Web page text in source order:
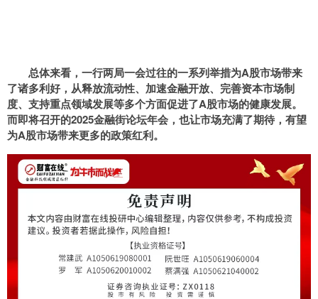
总体来看，一行两局一会过往的一系列举措为A股市场带来
了诸多利好，从释放流动性、加速金融开放、完善资本市场制
度、支持重点领域发展等多个方面促进了A股市场的健康发展。
而即将召开的2025金融街论坛年会，也让市场充满了期待，有望
为A股市场带来更多的政策红利。